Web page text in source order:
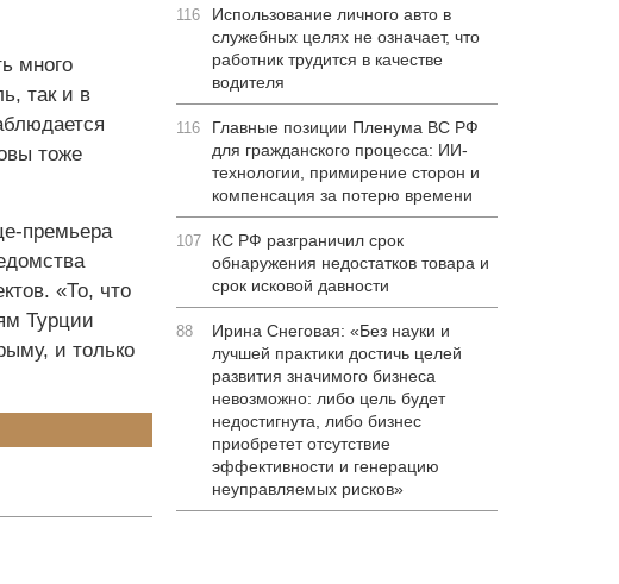
много
так и в
тоже
премьера
«То, что
Турции
и только
116
Использование личного авто в
служебных целях не означает, что
работник трудится в качестве
водителя
116
Главные позиции Пленума ВС РФ
для гражданского процесса: ИИ-
технологии, примирение сторон и
компенсация за потерю времени
107
КС РФ разграничил срок
обнаружения недостатков товара и
срок исковой давности
88
Ирина Снеговая: «Без науки и
лучшей практики достичь целей
развития значимого бизнеса
невозможно: либо цель будет
недостигнута, либо бизнес
приобретет отсутствие
эффективности и генерацию
неуправляемых рисков»